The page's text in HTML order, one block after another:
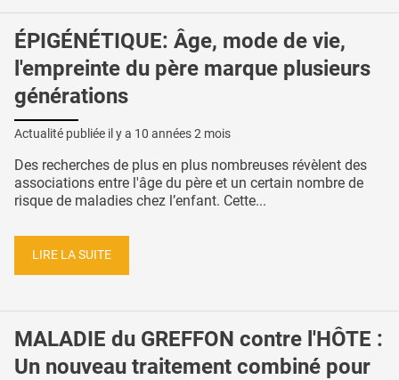
ÉPIGÉNÉTIQUE: Âge, mode de vie,
l'empreinte du père marque plusieurs
générations
Actualité publiée il y a 10 années 2 mois
Des recherches de plus en plus nombreuses révèlent des
associations entre l'âge du père et un certain nombre de
risque de maladies chez l’enfant. Cette...
LIRE LA SUITE
MALADIE du GREFFON contre l'HÔTE :
Un nouveau traitement combiné pour